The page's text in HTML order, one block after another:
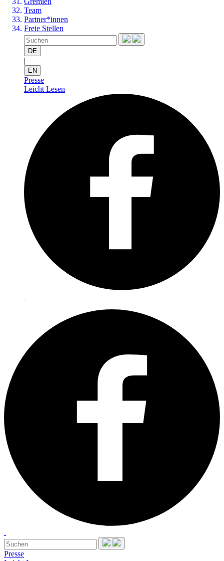
Team
Partner*innen
Freie Stellen
DE
|
EN
Presse
Leicht Lesen
Presse